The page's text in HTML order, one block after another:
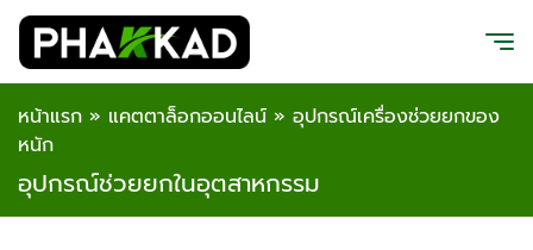
หน้าแรก » แคตตาล็อกออนไลน์ » อุปกรณ์เครื่องช่วยยกของ
หนัก
อุปกรณ์ช่วยยกในอุตสาหกรรม